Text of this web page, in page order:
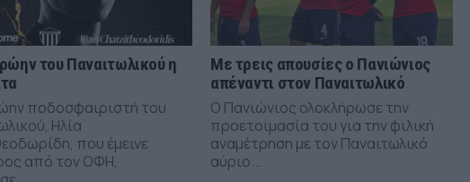
του Παναιτωλικού η
ποδοσφαιριστή του
Ηλία
που έμεινε
από τον ΟΦΗ,
Με τρεις απουσίες ο Πανιώνιος
απέναντι στον Παναιτωλικό
Ο Πανιώνιος ολοκλήρωσε την
προετοιμασία του για την φιλική
αναμέτρηση με τον Παναιτωλικό
αύριο...